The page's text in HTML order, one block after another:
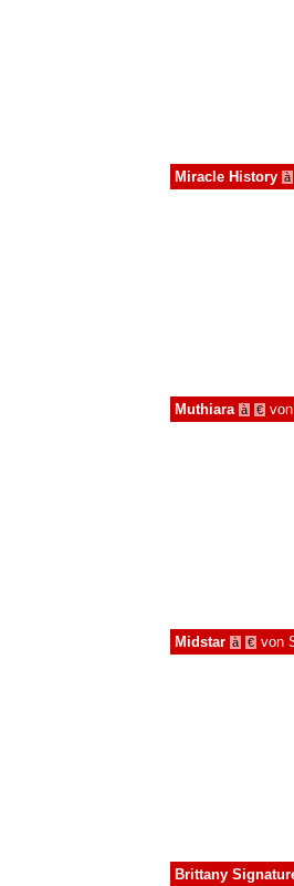
Miracle History à
Muthiara à € von
Midstar à € von
Brittany